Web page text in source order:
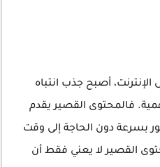
أصبح جذب انتباه
فالمحتوى القصير يقدم
بسرعة دون الحاجة إلى وقت
القصير لا يعني فقط أن